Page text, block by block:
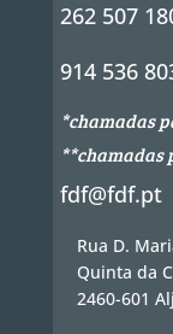
262 507
914 536
*chamadas
**chamadas
fdf@fdf.pt
Rua D.
Quinta da
2460-601